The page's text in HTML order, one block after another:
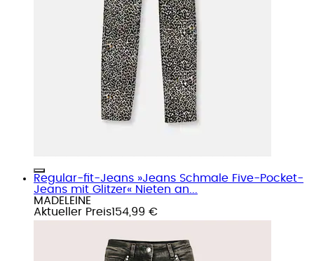
Regular-fit-Jeans »Jeans Schmale Five-Pocket-
Jeans mit Glitzer« Nieten an...
MADELEINE
Aktueller Preis154,99 €